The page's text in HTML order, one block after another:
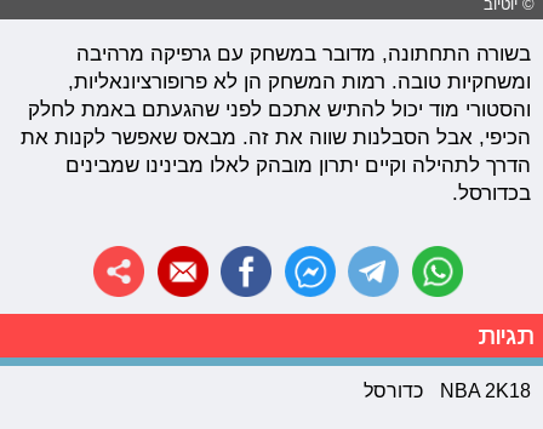
בשורה התחתונה, מדובר במשחק עם גרפיקה מרהיבה
ומשחקיות טובה. רמות המשחק הן לא פרופורציונאליות,
והסטורי מוד יכול להתיש אתכם לפני שהגעתם באמת לחלק
הכיפי, אבל הסבלנות שווה את זה. מבאס שאפשר לקנות את
הדרך לתהילה וקיים יתרון מובהק לאלו מבינינו שמבינים
בכדורסל.
תגיות
NBA 2K18 כדורסל